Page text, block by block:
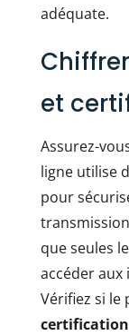
adéquate.
et
Assurez-
ligne utilise
pour
que seules
accéder
Vérifiez si le